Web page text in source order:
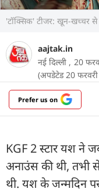
'टॉक्सिक' टीजर: खून-खच्चर
aajtak.in
नई दिल्ली , 20
(अपडेटेड 20
Prefer us on
KGF 2 स्टार यश ने
अनाउंस की थी, तभी
थी. यश के जन्मदिन